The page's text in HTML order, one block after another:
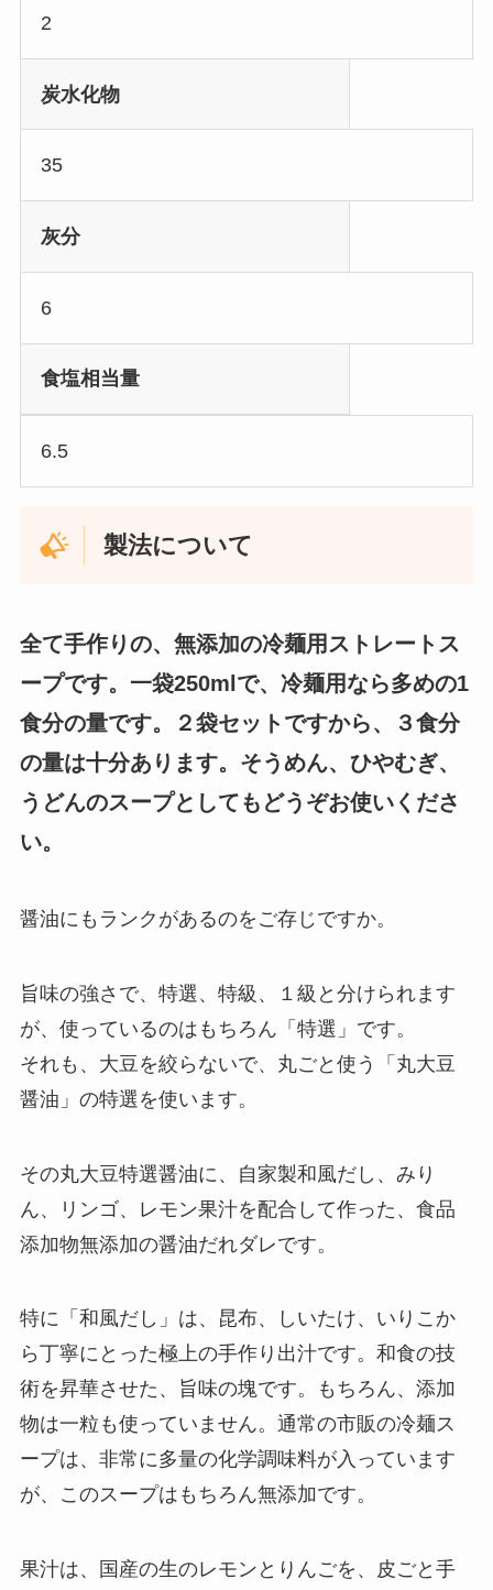
2
炭水化物
35
灰分
6
食塩相当量
6.5
製法について
全て手作りの、無添加の冷麺用ストレートス
ープです。一袋250mlで、冷麺用なら多めの1
食分の量です。２袋セットですから、３食分
の量は十分あります。そうめん、ひやむぎ、
うどんのスープとしてもどうぞお使いくださ
い。
醤油にもランクがあるのをご存じですか。
旨味の強さで、特選、特級、１級と分けられます
が、使っているのはもちろん「特選」です。
それも、大豆を絞らないで、丸ごと使う「丸大豆
醤油」の特選を使います。
その丸大豆特選醤油に、自家製和風だし、みり
ん、リンゴ、レモン果汁を配合して作った、食品
添加物無添加の醤油だれダレです。
特に「和風だし」は、昆布、しいたけ、いりこか
ら丁寧にとった極上の手作り出汁です。和食の技
術を昇華させた、旨味の塊です。もちろん、添加
物は一粒も使っていません。通常の市販の冷麺ス
ープは、非常に多量の化学調味料が入っています
が、このスープはもちろん無添加です。
果汁は、国産の生のレモンとりんごを、皮ごと手